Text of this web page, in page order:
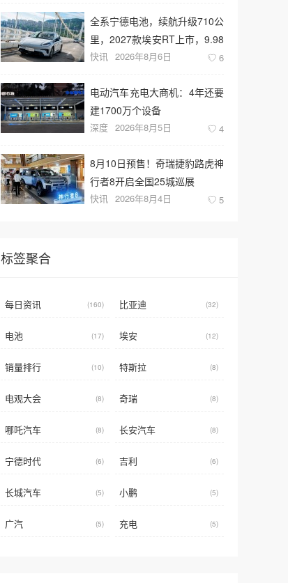
全系宁德电池，续航升级710公
里，2027款埃安RT上市，9.98
万元起售
快讯 2026年8月6日 6
电动汽车充电大商机：4年还要
建1700万个设备
深度 2026年8月5日 4
8月10日预售！奇瑞捷豹路虎神
行者8开启全国25城巡展
快讯 2026年8月4日 5
标签聚合
每日资讯 (160) 比亚迪 (32)
电池 (17) 埃安 (12)
销量排行 (10) 特斯拉 (8)
电观大会 (8) 奇瑞 (8)
哪吒汽车 (8) 长安汽车 (8)
宁德时代 (6) 吉利 (6)
长城汽车 (5) 小鹏 (5)
广汽 (5) 充电 (5)